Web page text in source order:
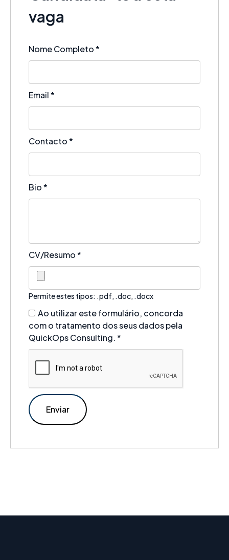
vaga
Nome Completo*
Email*
Contacto*
Bio*
CV/Resumo*
Permite estes tipos: .pdf, .doc, .docx
Ao utilizar este formulário, concorda
com o tratamento dos seus dados pela
QuickOps Consulting.*